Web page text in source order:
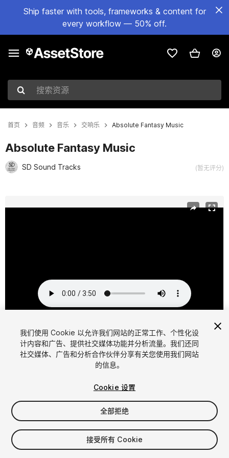
Ship faster with tools, frameworks & content for
every workflow — 50% off.
搜索资源
首页 音频 音乐 交响乐 Absolute Fantasy Music
Absolute Fantasy Music
SD Sound Tracks (暂无评分)
1/33
$15
增值税将在结算时计算
我们使用 Cookie 以允许我们网站的正常工作、个性化设
计内容和广告、提供社交媒体功能并分析流量。我们还同
社交媒体、广告和分析合作伙伴分享有关您使用我们网站
的信息。
Cookie 设置
全部拒绝
接受所有 Cookie